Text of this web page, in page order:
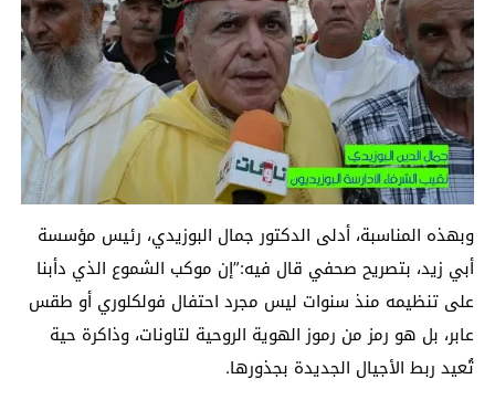
وبهذه المناسبة، أدلى الدكتور جمال البوزيدي، رئيس مؤسسة
أبي زيد، بتصريح صحفي قال فيه:”إن موكب الشموع الذي دأبنا
على تنظيمه منذ سنوات ليس مجرد احتفال فولكلوري أو طقس
عابر، بل هو رمز من رموز الهوية الروحية لتاونات، وذاكرة حية
تُعيد ربط الأجيال الجديدة بجذورها.